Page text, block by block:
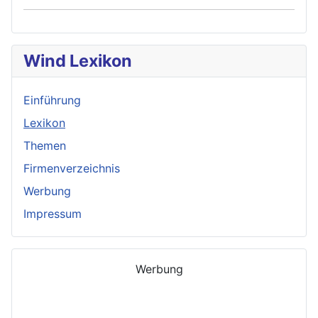
Wind Lexikon
Einführung
Lexikon
Themen
Firmenverzeichnis
Werbung
Impressum
Werbung